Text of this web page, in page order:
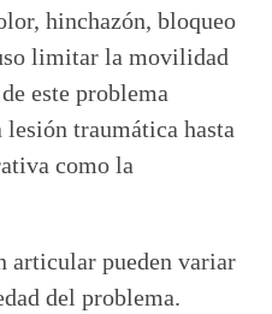
hinchazón, bloqueo
limitar la movilidad
este problema
lesión traumática hasta
como la
articular pueden variar
del problema.